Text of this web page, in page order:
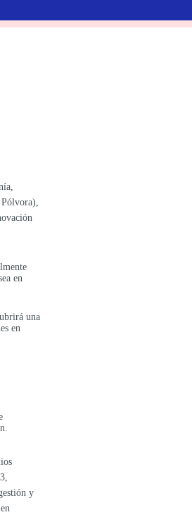
en
una
en
y